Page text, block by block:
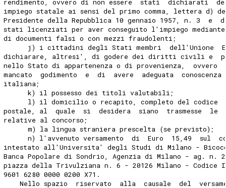
rendimento, ovvero di non essere  stati  dichiarati
impiego statale ai sensi del primo comma, lettera d)
Presidente della Repubblica 10 gennaio 1957, n. 3  e
stati licenziati per aver conseguito l'impiego mediante
di documenti falsi o con mezzi fraudolenti;
j) i cittadini degli Stati membri  dell'Unione
dichiarare, altresi', di godere dei diritti civili e
nello Stato di appartenenza o di provenienza,
mancato  godimento  e  di  avere  adeguata
italiana;
      k) il possesso dei titoli valutabili;
l) il domicilio o recapito, completo del codice
postale, al  quale  si  desidera  siano  trasmesse  le
relative al concorso;
      m) la lingua straniera prescelta (se previsto);
n) l'avvenuto versamento  di  Euro  15,49  sul
intestato all'Universita' degli Studi di Milano -
Banca Popolare di Sondrio, Agenzia di Milano - ag. n.
piazza della Trivulziana n. 6 - 20126 Milano - Codice
9601 6280 0000 0200 X71.
Nello spazio  riservato  alla  causale  del